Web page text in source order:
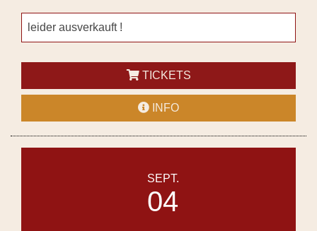
leider ausverkauft !
TICKETS
INFO
SEPT.
04